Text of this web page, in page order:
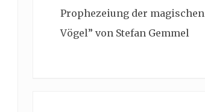
Prophezeiung der magischen
Vögel” von Stefan Gemmel